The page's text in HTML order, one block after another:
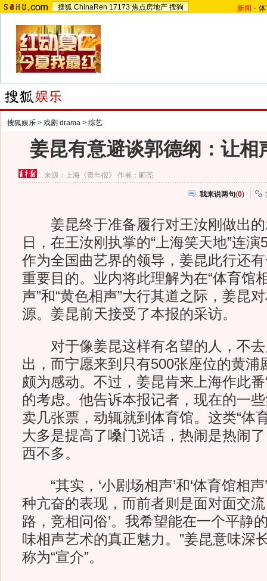
搜狐 ChinaRen 17173 焦点房地产 搜狗 新闻 -
搜狐娱乐 > 戏剧 drama > 综艺
姜昆有意避谈郭德纲：让相
来源： 上海《青年报》 作者：郦亮
我来说两句(0)
姜昆终于准备履行对王汝刚做出的
日，在王汝刚执掌的“上海笑天地”连
作为全国曲艺界的领导，姜昆此行还有
重要目的。业内将此理解为在“体育馆
声”和“黄色相声”大行其道之际，姜昆
源。姜昆前天接受了本报的采访。
对于像姜昆这样有名望的人，不去
出，而宁愿来到只有500张座位的黄浦
颇为感动。不过，姜昆肯来上海作此番
的考虑。他告诉本报记者，现在的一
卖几张票，动辄就到体育馆。这类“体
大多是提高了嗓门说话，热闹是热闹
西不多。
“其实，‘小剧场相声’和‘体育馆相声
种亢奋的表现，而前者则是面对面交
路，竞相问俗’。我希望能在一个平静
味相声艺术的真正魅力。”姜昆意味深
称为“宣介”。